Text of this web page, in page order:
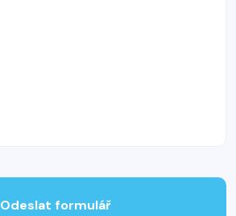
Odeslat formulář